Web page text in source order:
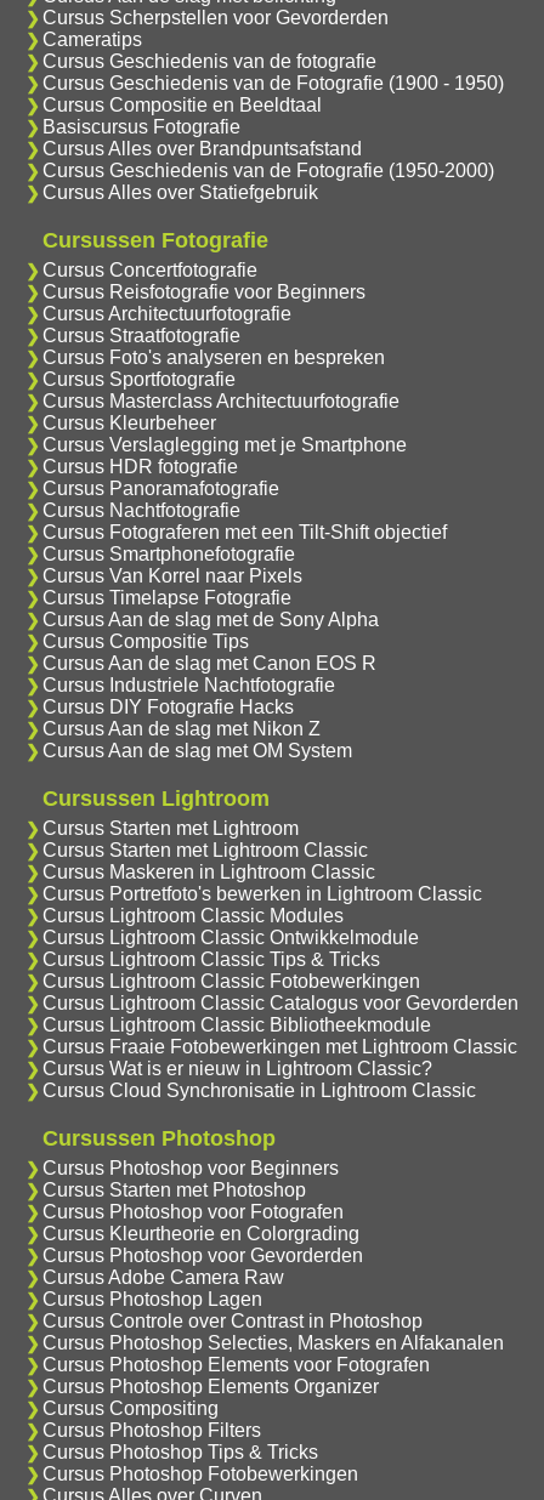
Cursus Scherpstellen voor Gevorderden
Cameratips
Cursus Geschiedenis van de fotografie
Cursus Geschiedenis van de Fotografie (1900 - 1950)
Cursus Compositie en Beeldtaal
Basiscursus Fotografie
Cursus Alles over Brandpuntsafstand
Cursus Geschiedenis van de Fotografie (1950-2000)
Cursus Alles over Statiefgebruik
Cursussen Fotografie
Cursus Concertfotografie
Cursus Reisfotografie voor Beginners
Cursus Architectuurfotografie
Cursus Straatfotografie
Cursus Foto's analyseren en bespreken
Cursus Sportfotografie
Cursus Masterclass Architectuurfotografie
Cursus Kleurbeheer
Cursus Verslaglegging met je Smartphone
Cursus HDR fotografie
Cursus Panoramafotografie
Cursus Nachtfotografie
Cursus Fotograferen met een Tilt-Shift objectief
Cursus Smartphonefotografie
Cursus Van Korrel naar Pixels
Cursus Timelapse Fotografie
Cursus Aan de slag met de Sony Alpha
Cursus Compositie Tips
Cursus Aan de slag met Canon EOS R
Cursus Industriele Nachtfotografie
Cursus DIY Fotografie Hacks
Cursus Aan de slag met Nikon Z
Cursus Aan de slag met OM System
Cursussen Lightroom
Cursus Starten met Lightroom
Cursus Starten met Lightroom Classic
Cursus Maskeren in Lightroom Classic
Cursus Portretfoto's bewerken in Lightroom Classic
Cursus Lightroom Classic Modules
Cursus Lightroom Classic Ontwikkelmodule
Cursus Lightroom Classic Tips & Tricks
Cursus Lightroom Classic Fotobewerkingen
Cursus Lightroom Classic Catalogus voor Gevorderden
Cursus Lightroom Classic Bibliotheekmodule
Cursus Fraaie Fotobewerkingen met Lightroom Classic
Cursus Wat is er nieuw in Lightroom Classic?
Cursus Cloud Synchronisatie in Lightroom Classic
Cursussen Photoshop
Cursus Photoshop voor Beginners
Cursus Starten met Photoshop
Cursus Photoshop voor Fotografen
Cursus Kleurtheorie en Colorgrading
Cursus Photoshop voor Gevorderden
Cursus Adobe Camera Raw
Cursus Photoshop Lagen
Cursus Controle over Contrast in Photoshop
Cursus Photoshop Selecties, Maskers en Alfakanalen
Cursus Photoshop Elements voor Fotografen
Cursus Photoshop Elements Organizer
Cursus Compositing
Cursus Photoshop Filters
Cursus Photoshop Tips & Tricks
Cursus Photoshop Fotobewerkingen